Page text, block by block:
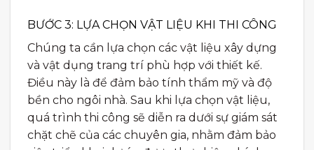
BƯỚC 3: LỰA CHỌN VẬT LIỆU KHI THI CÔNG
Chúng ta cần lựa chọn các vật liệu xây dựng
và vật dụng trang trí phù hợp với thiết kế.
Điều này là để đảm bảo tính thẩm mỹ và độ
bền cho ngôi nhà. Sau khi lựa chọn vật liệu,
quá trình thi công sẽ diễn ra dưới sự giám sát
chặt chẽ của các chuyên gia, nhằm đảm bảo